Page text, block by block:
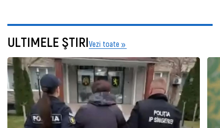
ULTIMELE ŞTIRIVezi toate